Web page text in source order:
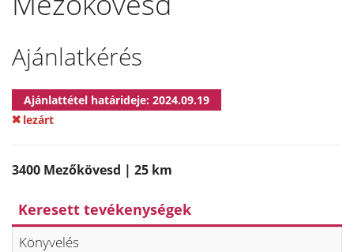
Ajánlatkérés
Ajánlattétel határideje: 2024.09.19
lezárt
3400 Mezőkövesd | 25 km
Keresett tevékenységek
Könyvelés